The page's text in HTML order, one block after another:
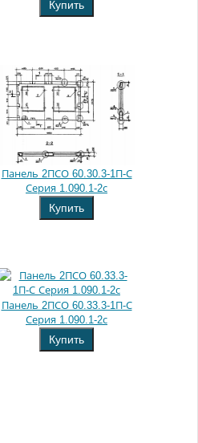
Купить
Панель 2ПСО 60.30.3-1П-С
Серия 1.090.1-2с
Купить
Панель 2ПСО 60.33.3-1П-С
Серия 1.090.1-2с
Купить